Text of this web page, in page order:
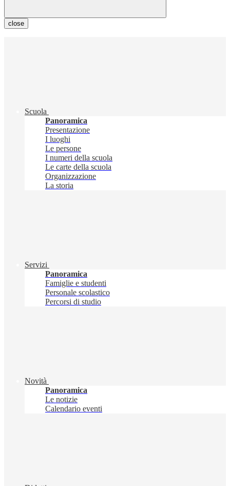
close
Scuola
Panoramica
Presentazione
I luoghi
Le persone
I numeri della scuola
Le carte della scuola
Organizzazione
La storia
Servizi
Panoramica
Famiglie e studenti
Personale scolastico
Percorsi di studio
Novità
Panoramica
Le notizie
Calendario eventi